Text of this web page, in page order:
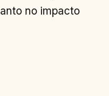
no impacto